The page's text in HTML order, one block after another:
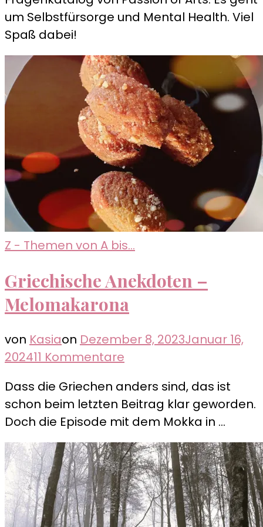
–
The
of
being
asked
um Selbstfürsorge und Mental Health. Viel
Spaß dabei!
Z - Themen von A bis...
Griechische Anekdoten –
Melomakarona
von Kasiaon Dezember 8, 2023Januar 16,
202411 Kommentare
Anekdoten
–
Melomakarona
Dass die Griechen anders sind, das ist
schon beim letzten Beitrag klar geworden.
Doch die Episode mit dem Mokka in …